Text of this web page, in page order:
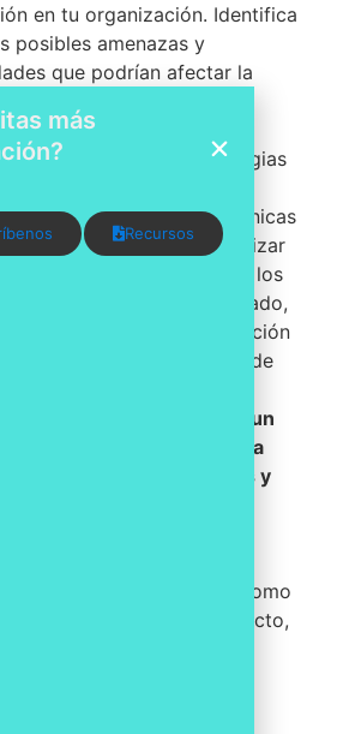
en tu organización. Identifica
posibles amenazas y
que podrían afectar la
de los datos personales.
Desarrolla estrategias
Implementa medidas técnicas
apropiadas para minimizar
y proteger la privacidad de los
puede incluir el uso de cifrado,
acceso, políticas de retención
procedimientos de gestión de
Establece un
documentación que incluya
instructivos y
de tratamiento de datos, como
evaluaciones de impacto,
más
Recursos